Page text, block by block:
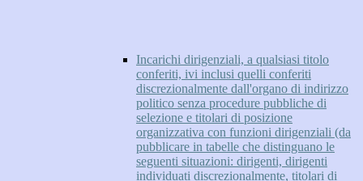
Incarichi dirigenziali, a qualsiasi titolo
conferiti, ivi inclusi quelli conferiti
discrezionalmente dall'organo di indirizzo
politico senza procedure pubbliche di
selezione e titolari di posizione
organizzativa con funzioni dirigenziali (da
pubblicare in tabelle che distinguano le
seguenti situazioni: dirigenti, dirigenti
individuati discrezionalmente, titolari di